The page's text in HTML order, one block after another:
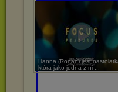
Hanna (Ronan) jest
która jako jedna z ni ...